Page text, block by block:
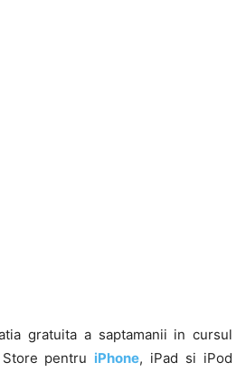
gratuita a saptamanii in cursul
pentru iPhone, iPad si iPod